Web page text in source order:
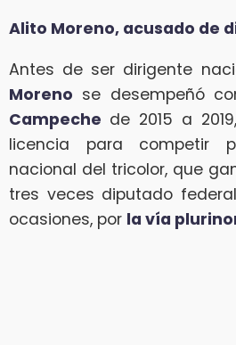
Alito Moreno, acusado de
Antes de ser dirigente
Moreno se desempeñó
Campeche de 2015 a
licencia para competir
nacional del tricolor, que
tres veces diputado
ocasiones, por la vía